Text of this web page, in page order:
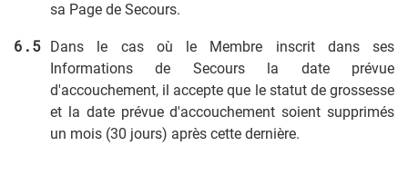
sa Page de Secours.
Dans le cas où le Membre inscrit dans ses
Informations de Secours la date prévue
d'accouchement, il accepte que le statut de grossesse
et la date prévue d'accouchement soient supprimés
un mois (30 jours) après cette dernière.